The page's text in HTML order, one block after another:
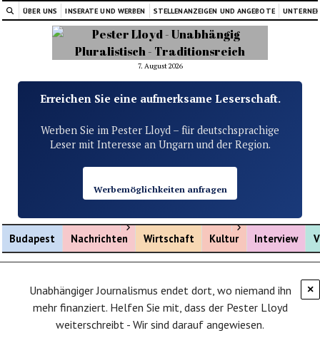
ÜBER UNS INSERATE UND WERBEN STELLENANZEIGEN UND ANGEBOTE
7. August 2026
Erreichen Sie eine aufmerksame Leserschaft.
Werben Sie im Pester Lloyd – für deutschsprachige
Leser mit Interesse an Ungarn und der Region.
Werbemöglichkeiten anfragen
Budapest Nachrichten
Menü öffnen
Wirtschaft Kultur
Menü öffnen
Interview
×
Unabhängiger Journalismus endet dort, wo niemand ihn
mehr finanziert. Helfen Sie mit, dass der Pester Lloyd
weiterschreibt - Wir sind darauf angewiesen.